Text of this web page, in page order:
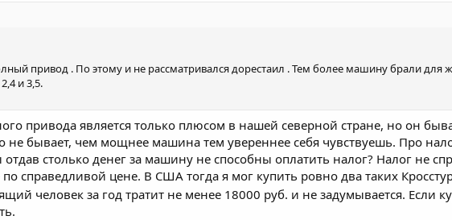
привод . По этому и не рассматривался дорестаил . Тем более машину брали для
и 3,5.
привода является только плюсом в нашей северной стране, но он
бывает, чем мощнее машина тем увереннее себя чувствуешь. Про
столько денег за машину не способны оплатить налог? Налог не
справедливой цене. В США тогда я мог купить ровно два таких
человек за год тратит не менее 18000 руб. и не задумывается. Если